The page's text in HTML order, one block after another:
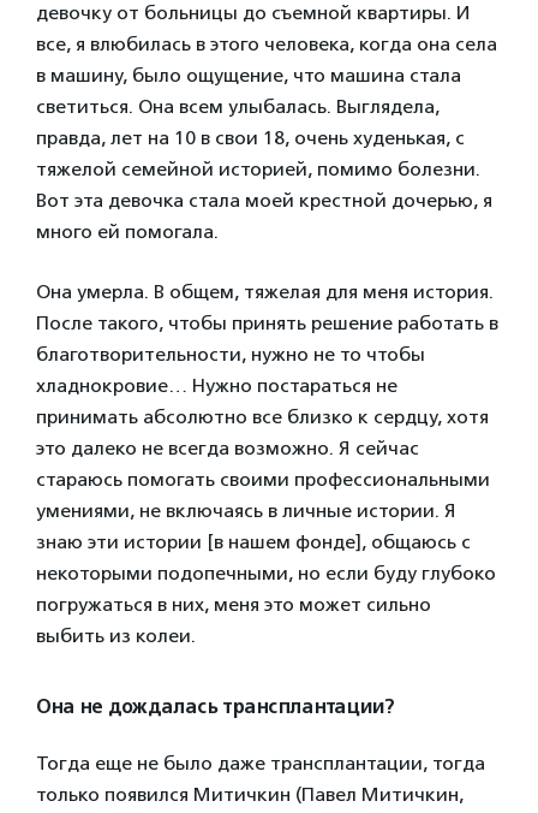
девочку от больницы до съемной квартиры. И
все, я влюбилась в этого человека, когда она села
в машину, было ощущение, что машина стала
светиться. Она всем улыбалась. Выглядела,
правда, лет на 10 в свои 18, очень худенькая, с
тяжелой семейной историей, помимо болезни.
Вот эта девочка стала моей крестной дочерью, я
много ей помогала.
Она умерла. В общем, тяжелая для меня история.
После такого, чтобы принять решение работать в
благотворительности, нужно не то чтобы
хладнокровие… Нужно постараться не
принимать абсолютно все близко к сердцу, хотя
это далеко не всегда возможно. Я сейчас
стараюсь помогать своими профессиональными
умениями, не включаясь в личные истории. Я
знаю эти истории [в нашем фонде], общаюсь с
некоторыми подопечными, но если буду глубоко
погружаться в них, меня это может сильно
выбить из колеи.
Она не дождалась трансплантации?
Тогда еще не было даже трансплантации, тогда
только появился Митичкин (Павел Митичкин,